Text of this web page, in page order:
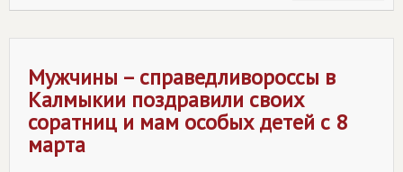
Мужчины – справедливороссы в
Калмыкии поздравили своих
соратниц и мам особых детей с 8
марта